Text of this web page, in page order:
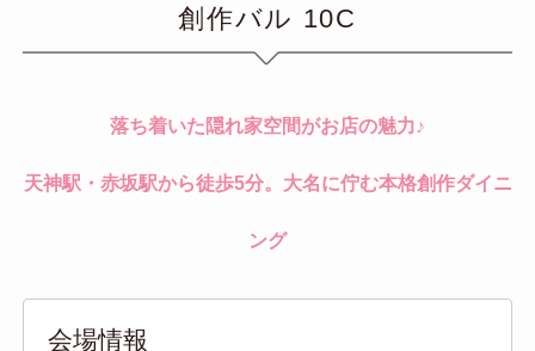
創作バル 10C
落ち着いた隠れ家空間がお店の魅力♪
天神駅・赤坂駅から徒歩5分。大名に佇む本格創作ダイニ
ング
会場情報